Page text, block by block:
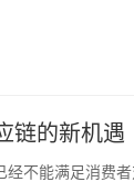
链的新机遇
不能满足消费